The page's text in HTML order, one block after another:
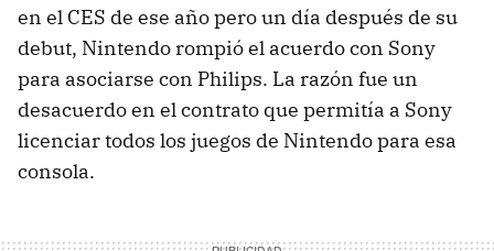
en el CES de ese año pero un día después de su
debut, Nintendo rompió el acuerdo con Sony
para asociarse con Philips. La razón fue un
desacuerdo en el contrato que permitía a Sony
licenciar todos los juegos de Nintendo para esa
consola.